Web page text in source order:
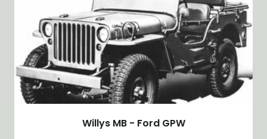
Willys MB - Ford GPW